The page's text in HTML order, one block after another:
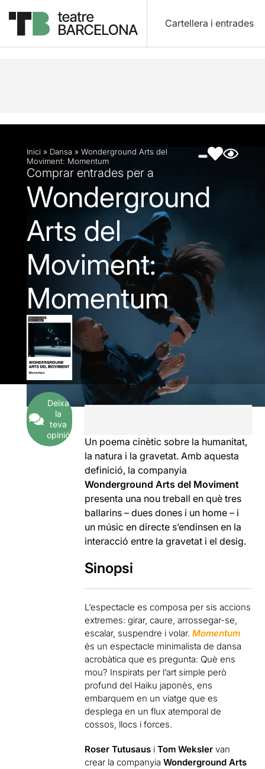
Cartellera i entrades
Descripció Fitxa artística Fotos i vídeos
Inici » Dansa » Wonderground Arts del
Moviment: Momentum
Comprar entrades per a
Wonderground
Arts del
Moviment:
Momentum
Deixa
la
teva
opinió
Un poema cinètic sobre la humanitat,
la natura i la gravetat. Amb aquesta
definició, la companyia
Wonderground Arts del Moviment
presenta una nou treball en què tres
ballarins – dues dones i un home – i
un músic en directe s’endinsen en la
interacció entre la gravetat i el desig.
Sinopsi
L’espectacle es composa per sis accions
extremes: girar, caure, arrossegar-se,
escalar, suspendre i volar.Momentum
és un espectacle minimalista de dansa
acrobàtica que es pregunta: Què ens
mou? Inspirats per l’art simple però
profund del Haiku japonès, ens
embarquem en un viatge que es
desplega en un flux atemporal de
cossos, llocs i forces.
Roser Tutusaus iTom Weksler van
crear la companyiaWonderground Arts